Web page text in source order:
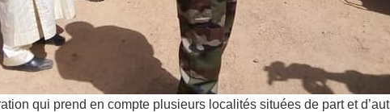
qui prend en compte plusieurs localités situées de part et